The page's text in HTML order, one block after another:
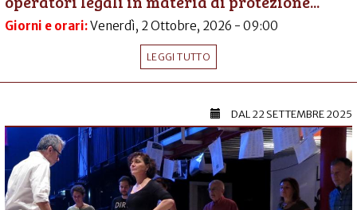
Giorni e orari:Venerdì, 2 Ottobre, 2026 - 09:00
LEGGI TUTTO
DAL22 SETTEMBRE 2025